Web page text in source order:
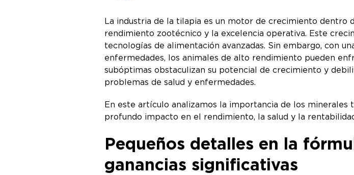
La industria de la tilapia es un motor de crecimiento dentro
rendimiento zootécnico y la excelencia operativa. Este
tecnologías de alimentación avanzadas. Sin embargo, con
enfermedades, los animales de alto rendimiento pueden
subóptimas obstaculizan su potencial de crecimiento y
problemas de salud y enfermedades.
En este artículo analizamos la importancia de los minerales
profundo impacto en el rendimiento, la salud y la
Pequeños detalles en la
ganancias significativas